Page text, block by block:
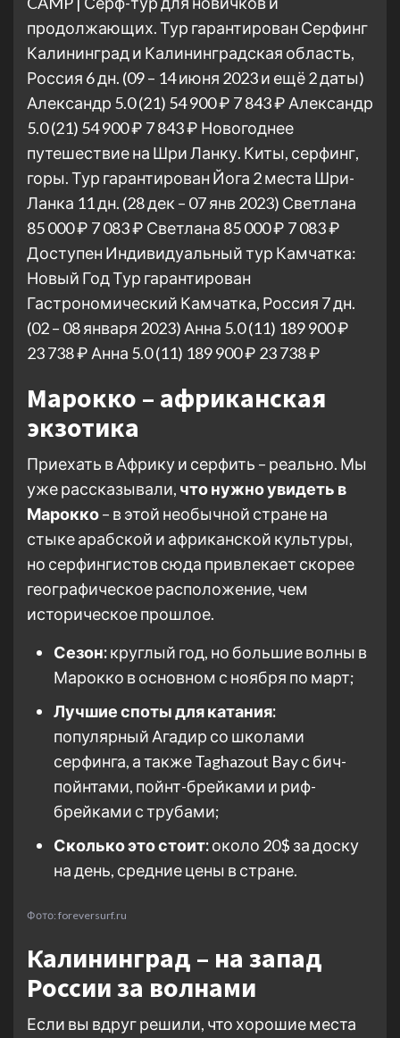
продолжающих. Тур гарантирован Серфинг
Калининград и Калининградская область,
Россия 6 дн. (09 – 14 июня 2023 и ещё 2 даты)
Александр 5.0(21) 54 900 ₽ 7 843 ₽ Александр
5.0(21) 54 900 ₽ 7 843 ₽ Новогоднее
путешествие на Шри Ланку. Киты, серфинг,
горы. Тур гарантирован Йога 2 места Шри-
Ланка 11 дн. (28 дек – 07 янв 2023) Светлана
85 000 ₽ 7 083 ₽ Светлана 85 000 ₽ 7 083 ₽
Доступен Индивидуальный тур Камчатка:
Новый Год Тур гарантирован
Гастрономический Камчатка, Россия 7 дн.
(02 – 08 января 2023) Анна 5.0(11) 189 900 ₽
23 738 ₽ Анна 5.0(11) 189 900 ₽ 23 738 ₽
Марокко – африканская
экзотика
Приехать в Африку и серфить – реально. Мы
уже рассказывали, что нужно увидеть в
Марокко– в этой необычной стране на
стыке арабской и африканской культуры,
но серфингистов сюда привлекает скорее
географическое расположение, чем
историческое прошлое.
Сезон:круглый год, но большие волны в
Марокко в основном с ноября по март;
Лучшие споты для катания:
популярный Агадир со школами
серфинга, а также Taghazout Bay с бич-
пойнтами, пойнт-брейками и риф-
брейками с трубами;
Сколько это стоит:около 20$ за доску
на день, средние цены в стране.
Фото: foreversurf.ru
Калининград – на запад
России за волнами
Если вы вдруг решили, что хорошие места